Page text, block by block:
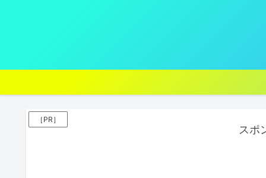
［PR］
スポ